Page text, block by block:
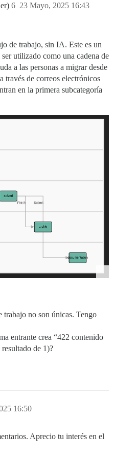
23 Mayo, 2025 16:43
6
de trabajo, sin IA. Este es un
utilizado como una cadena de
a las personas a migrar desde
través de correos electrónicos
en la primera subcategoría
no son únicas. Tengo
entrante crea “422 contenido
de 1)?
16:50
Aprecio tu interés en el